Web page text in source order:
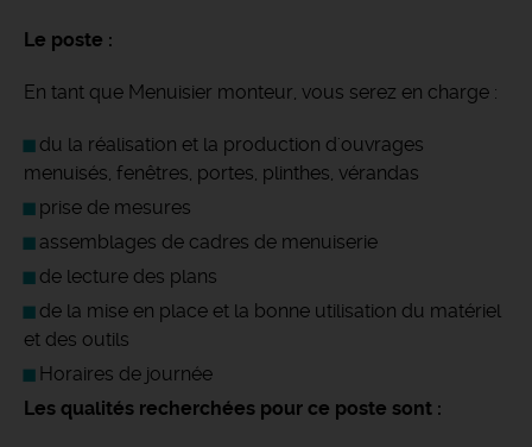
Le poste :
En tant que Menuisier monteur, vous serez en charge :
du la réalisation et la production d'ouvrages
menuisés, fenêtres, portes, plinthes, vérandas
prise de mesures
assemblages de cadres de menuiserie
de lecture des plans
de la mise en place et la bonne utilisation du matériel
et des outils
Horaires de journée
Les qualités recherchées pour ce poste sont :